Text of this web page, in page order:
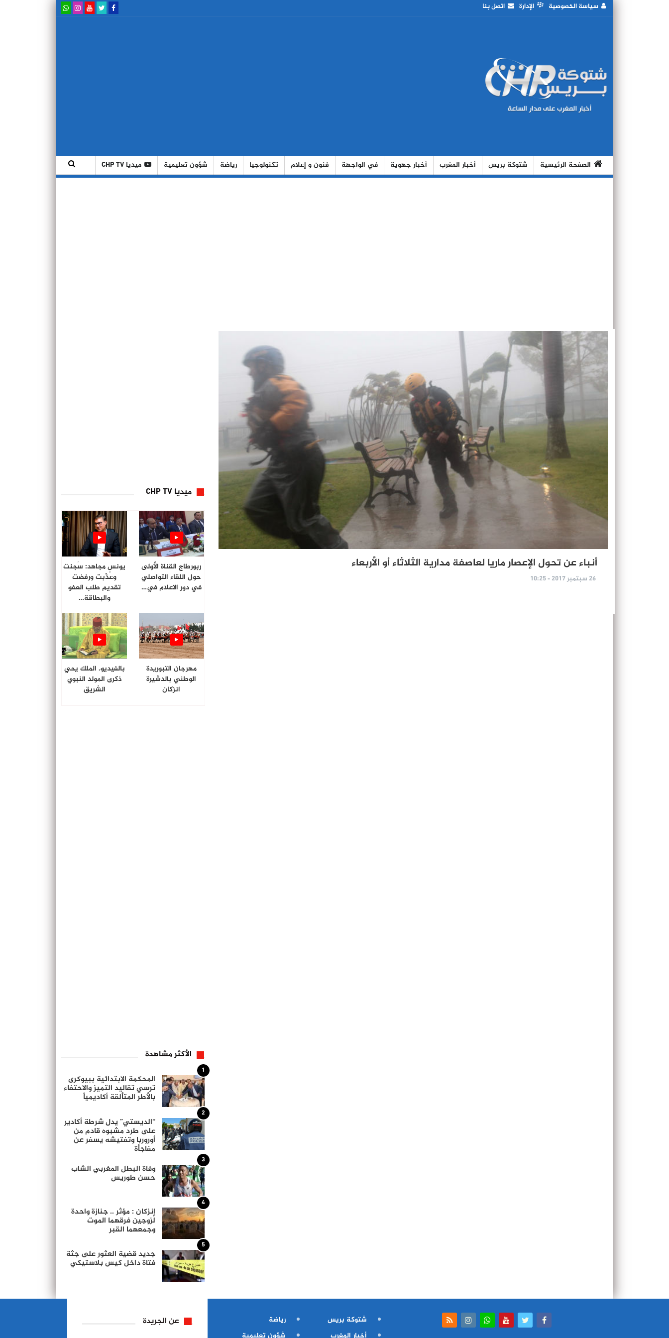
سياسة الخصوصية الإدارة اتصل بنا
الصفحة الرئيسية شتوكة بريس أخبار المغرب أخبار جهوية في الواجهة فنون و إعلام تكنولوجيا رياضة شؤون تعليمية ميديا CHP TV
أنباء عن تحول الإعصار ماريا لعاصفة مدارية الثلاثاء أو الأربعاء
26 سبتمبر 2017 - 10:25
ميديا CHP TV
ربورطاج القناة الأولى
حول اللقاء التواصلي
في دور الاعلام في…
يونس مجاهد: سُجنت
وعُذّبت ورفضت
تقديم طلب العفو
والبطاقة…
مهرجان التبوريدة
الوطني بالدشيرة
انزكان
بالفيديو. الملك يحي
ذكرى المولد النبوي
الشريق
الأكثر مشاهدة
1
المحكمة الابتدائية ببيوكرى
ترسي تقاليد التميز والاحتفاء
بالأطر المتألقة أكاديمياً
2
“الديستي” يدل شرطة أكادير
على طرد مشبوه قادم من
أوروربا وتفتيشه يسفر عن
مفاجأة
3
وفاة البطل المغربي الشاب
حسن طوريس
4
إنزكان : مؤثر .. جنازة واحدة
لزوجين فرقهما الموت
وجمعهما القبر
5
جديد قضية العثور على جثة
فتاة داخل كيس بلاستيكي
شتوكة بريس
أخبار المغرب
رياضة
شؤون تعليمية
عن الجريدة